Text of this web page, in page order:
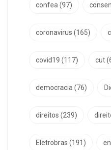
confea (97)
coronavirus (165)
covid19 (117) cut
democracia (76)
direitos (239)
Eletrobras (191)